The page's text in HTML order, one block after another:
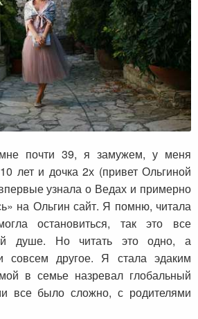
почти 39, я замужем, у меня
лет и дочка 2х (привет Ольгиной
узнала о Ведах и примерно
на Ольгин сайт. Я помню, читала
остановиться, так это все
душе. Но читать это одно, а
совсем другое. Я стала эдаким
в семье назревал глобальный
все было сложно, с родителями